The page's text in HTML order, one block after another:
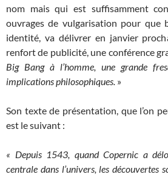
nom mais qui est suffisamment
ouvrages de vulgarisation pour que
identité, va délivrer en janvier
renfort de publicité, une conférence
Big Bang à l’homme, une grande
implications philosophiques. »
Son texte de présentation, que l’on
est le suivant :
« Depuis 1543, quand Copernic a
centrale dans l’univers, les découvertes